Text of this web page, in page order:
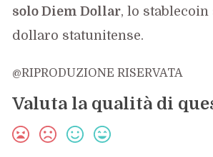
solo Diem Dollar, lo stablecoin
dollaro statunitense.
@RIPRODUZIONE RISERVATA
Valuta la qualità di